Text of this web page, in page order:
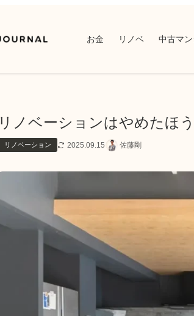
お金 リノベ 中古マ
リノベーションはやめたほ
リノベーション 2025.09.15 佐藤剛